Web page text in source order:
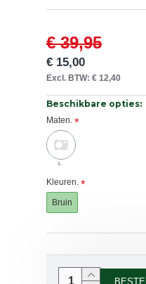
€ 15,00
€ 39,95
Excl. BTW: € 12,40
Beschikbare opties:
Maten.
L
Kleuren.
Bruin